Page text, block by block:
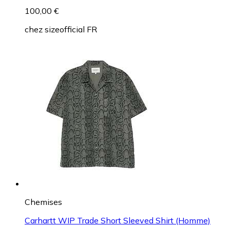
100,00 €
chez sizeofficial FR
Chemises
Carhartt WIP Trade Short Sleeved Shirt (Homme)